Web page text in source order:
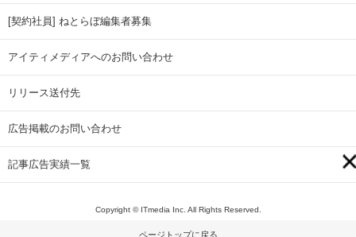
[契約社員] ねとらぼ編集者募集
アイティメディアへのお問い合わせ
リリース送付先
広告掲載のお問い合わせ
記事広告実績一覧
Copyright © ITmedia Inc. All Rights Reserved.
ページトップに戻る